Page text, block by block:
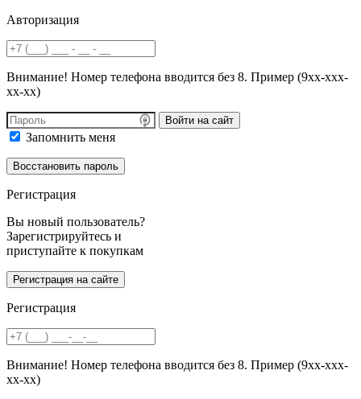
Авторизация
Внимание! Номер телефона вводится без 8. Пример (9хх-ххх-
хх-хх)
Войти на сайт
Запомнить меня
Регистрация
Вы новый пользователь?
Зарегистрируйтесь и
приступайте к покупкам
Регистрация
Внимание! Номер телефона вводится без 8. Пример (9хх-ххх-
хх-хх)